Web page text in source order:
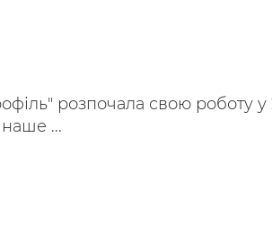
розпочала свою роботу у
...